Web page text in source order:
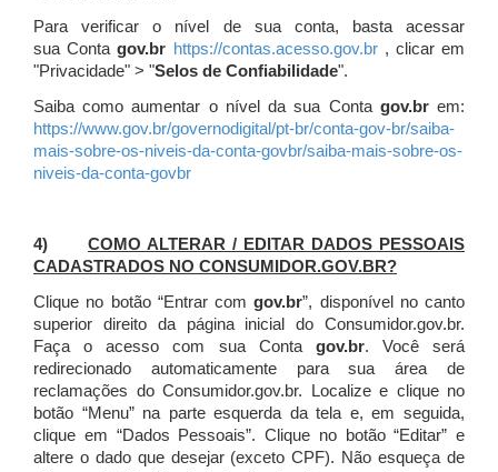
Para verificar o nível de sua conta, basta acessar
sua Contagov.br https://contas.acesso.gov.br, clicar em
"Privacidade" > "Selos de Confiabilidade".
Saiba como aumentar o nível da sua Conta gov.brem:
https://www.gov.br/governodigital/pt-br/conta-gov-br/saiba-
mais-sobre-os-niveis-da-conta-govbr/saiba-mais-sobre-os-
niveis-da-conta-govbr
4) COMO ALTERAR / EDITAR DADOS PESSOAIS
CADASTRADOS NO CONSUMIDOR.GOV.BR?
Clique no botão “Entrar comgov.br”, disponível no canto
superior direito da página inicial do Consumidor.gov.br.
Faça o acesso com sua Conta gov.br. Você será
redirecionado automaticamente para sua área de
reclamações do Consumidor.gov.br.
Localize e clique no
botão “Menu” na parte esquerda da tela e, em seguida,
clique em “Dados Pessoais”. Clique no botão “Editar” e
altere o dado que desejar (exceto CPF). Não esqueça de